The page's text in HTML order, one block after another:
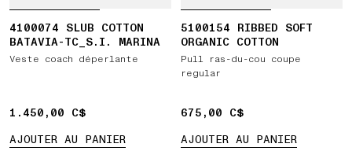
4100074 SLUB COTTON
BATAVIA-TC_S.I. MARINA
Veste coach déperlante
1.450,00 C$
1.450,00 C$
AJOUTER AU PANIER
5100154 RIBBED SOFT
ORGANIC COTTON
Pull ras-du-cou coupe
regular
675,00 C$
675,00 C$
AJOUTER AU PANIER